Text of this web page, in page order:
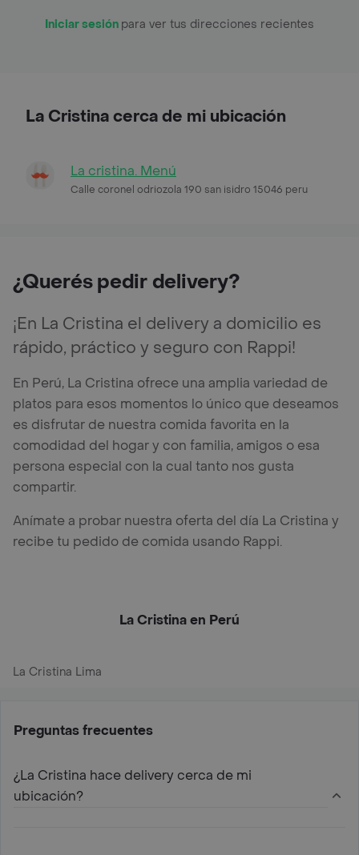
Iniciar sesión para ver tus direcciones recientes
La Cristina cerca de mi ubicación
La cristina. Menú
Calle coronel odriozola 190 san isidro 15046 peru
¿Querés pedir delivery?
¡En La Cristina el delivery a domicilio es
rápido, práctico y seguro con Rappi!
En Perú, La Cristina ofrece una amplia variedad de
platos para esos momentos lo único que deseamos
es disfrutar de nuestra comida favorita en la
comodidad del hogar y con familia, amigos o esa
persona especial con la cual tanto nos gusta
compartir.
Anímate a probar nuestra oferta del día La Cristina y
recibe tu pedido de comida usando Rappi.
La Cristina en Perú
La Cristina Lima
Preguntas frecuentes
¿La Cristina hace delivery cerca de mi
ubicación?